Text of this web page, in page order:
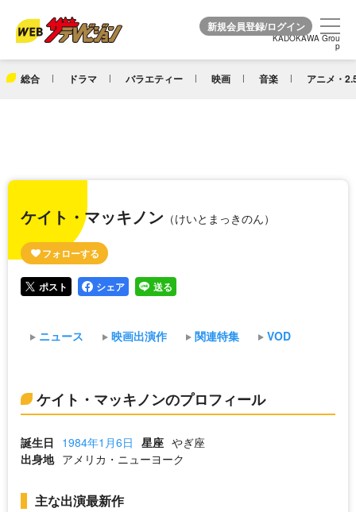
KADOKAWA Grou
p
総合 ドラマ バラエティー 映画 音楽 アニメ・
KADOKAWA Grou
p
ケイト・マッキノン （けいとまっきのん）
ポスト シェア 送る
ニュース 映画出演作 関連特集 VOD
ケイト・マッキノンのプロフィール
誕生日 1984年1月6日 星座 やぎ座
出身地 アメリカ・ニューヨーク
主な出演最新作